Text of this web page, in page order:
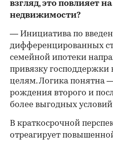
взгляд, это повлияет
недвижимости?
— Инициатива по
дифференцированных
семейной ипотеки
привязку
целям. Логика понятна
рождения второго и
более выгодных
В краткосрочной
отреагирует